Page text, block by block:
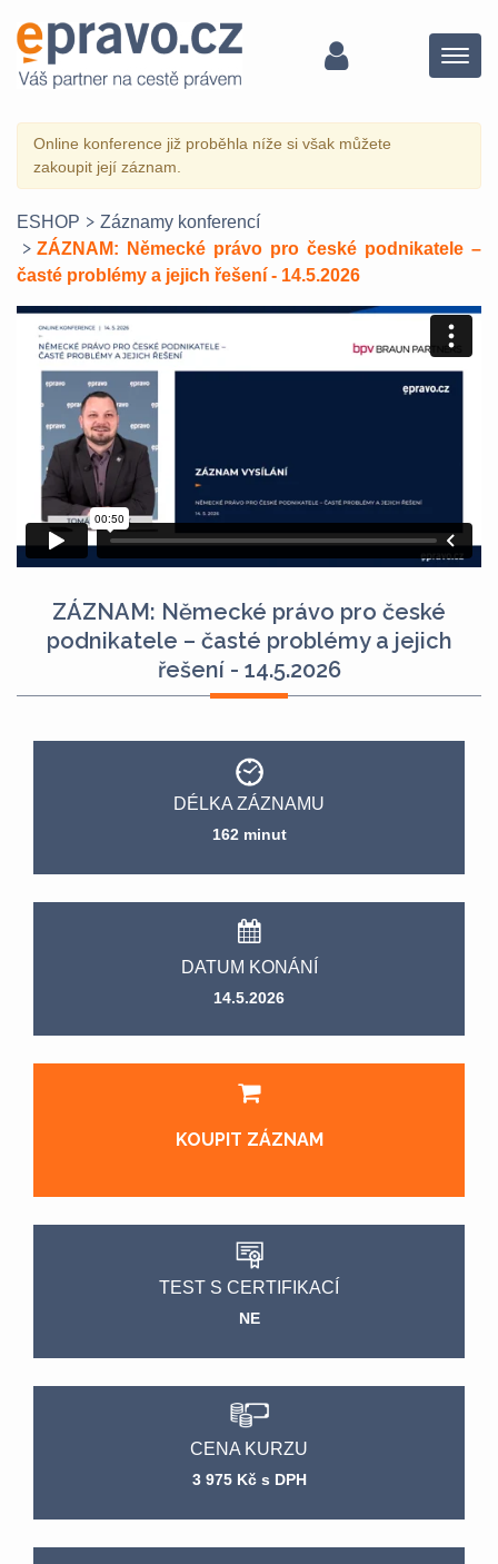
Menu
Online konference již proběhla níže si však můžete
zakoupit její záznam.
ESHOP
Záznamy konferencí
ZÁZNAM: Německé právo pro české podnikatele –
časté problémy a jejich řešení - 14.5.2026
ZÁZNAM: Německé právo pro české
podnikatele – časté problémy a jejich
řešení - 14.5.2026
DÉLKA ZÁZNAMU
162 minut
DATUM KONÁNÍ
14.5.2026
KOUPIT ZÁZNAM
TEST S CERTIFIKACÍ
NE
CENA KURZU
3 975 Kč s DPH